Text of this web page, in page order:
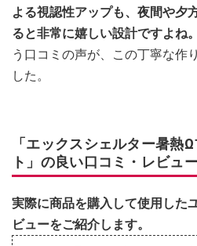
よる視認性アップも、夜間や夕
ると非常に嬉しい設計ですよね。
う口コミの声が、この丁寧な作
した。
「エックスシェルター暑熱
ト」の良い口コミ・レビュ
実際に商品を購入して使用した
ビューをご紹介します。